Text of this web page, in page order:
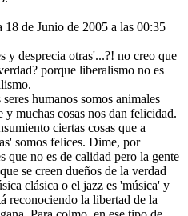
18 de Junio de 2005 a las 00:35
y desprecia otras'...?! no creo que
porque liberalismo no es
humanos somos animales
muchas cosas nos dan felicidad.
ciertas cosas que a
somos felices. Dime, por
que no es de calidad pero la gente
se creen dueños de la verdad
clásica o el jazz es 'música' y
reconociendo la libertad de la